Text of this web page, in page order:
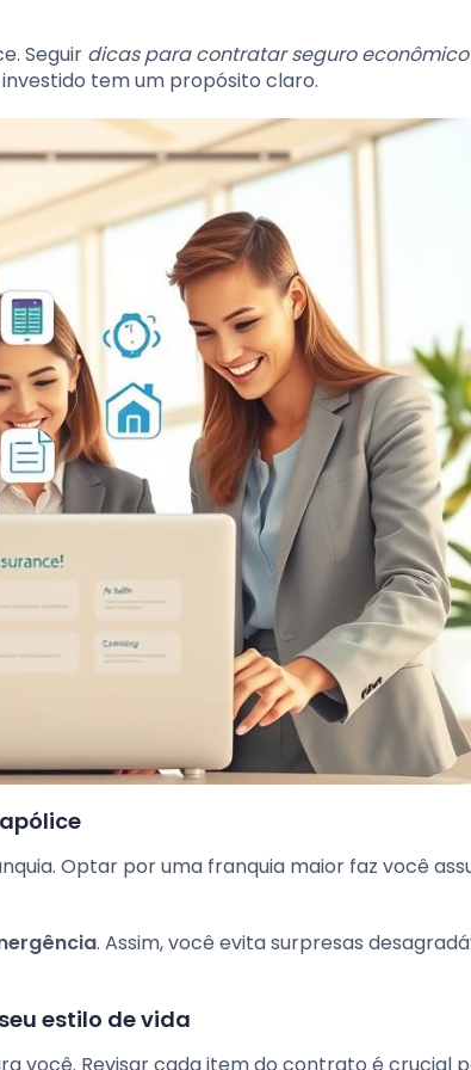
Seguir dicas para contratar seguro econômico
tem um propósito claro.
Optar por uma franquia maior faz você
. Assim, você evita surpresas
estilo de vida